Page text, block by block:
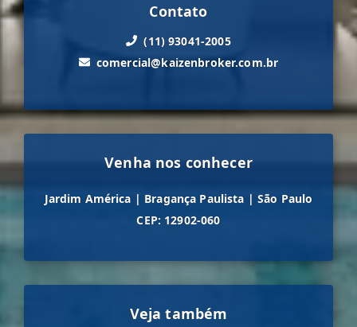
Contato
(11) 93041-2005
comercial@kaizenbroker.com.br
Venha nos conhecer
Jardim América | Bragança Paulista | São Paulo
CEP: 12902-060
Veja também